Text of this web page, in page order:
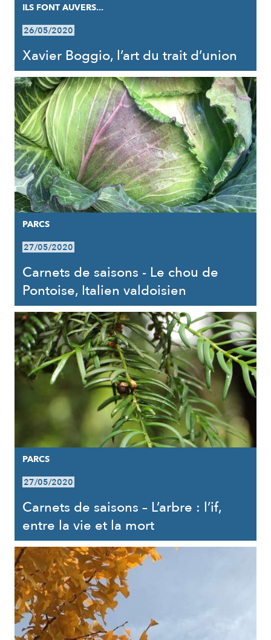
ILS FONT AUVERS...
26/05/2020
Xavier Boggio, l’art du trait d’union
PARCS
27/05/2020
Carnets de saisons - Le chou de
Pontoise, Italien valdoisien
PARCS
27/05/2020
Carnets de saisons – L’arbre : l’if,
entre la vie et la mort